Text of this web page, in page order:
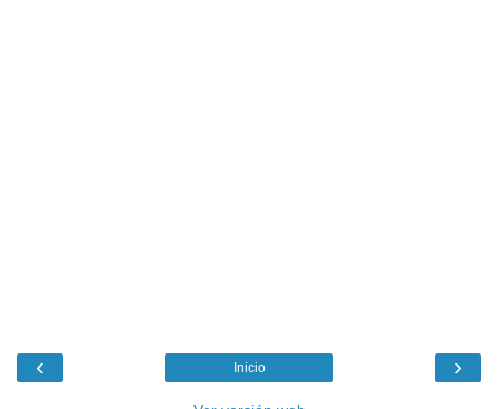
‹ ›
Inicio